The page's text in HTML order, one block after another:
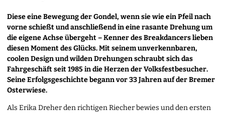
Diese eine Bewegung der Gondel, wenn sie wie ein Pfeil nach
vorne schießt und anschließend in eine rasante Drehung um
die eigene Achse übergeht – Kenner des Breakdancers lieben
diesen Moment des Glücks. Mit seinem unverkennbaren,
coolen Design und wilden Drehungen schraubt sich das
Fahrgeschäft seit 1985 in die Herzen der Volksfestbesucher.
Seine Erfolgsgeschichte begann vor 33 Jahren auf der Bremer
Osterwiese.
Als Erika Dreher den richtigen Riecher bewies und den ersten